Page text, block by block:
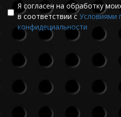
Я согласен на обработку
в соответствии сУсловиями
конфидециальности